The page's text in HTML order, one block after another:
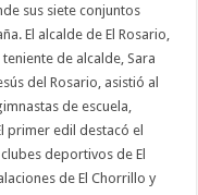
sus siete conjuntos
El alcalde de El Rosario,
de alcalde, Sara
del Rosario, asistió al
de escuela,
primer edil destacó el
deportivos de El
de El Chorrillo y